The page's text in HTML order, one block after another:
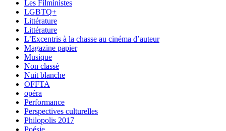
Les Filministes
LGBTQ+
Littérature
Littérature
L’Excentris à la chasse au cinéma d’auteur
Magazine papier
Musique
Non classé
Nuit blanche
OFFTA
opéra
Performance
Perspectives culturelles
Philopolis 2017